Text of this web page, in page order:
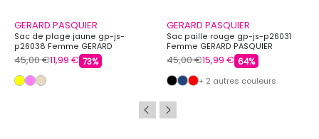
GERARD PASQUIER
Sac de plage jaune gp-js-
p26038 Femme GERARD
PASQUIER
45,00 €11,99 € 73%
GERARD PASQUIER
Sac paille rouge gp-js-p26031
Femme GERARD PASQUIER
45,00 €15,99 € 64%
+ 2 autres couleurs